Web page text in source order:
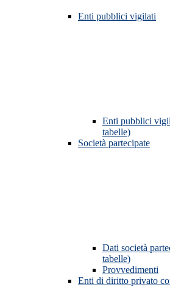
Enti pubblici vigilati
Enti pubblici
tabelle)
Società partecipate
Dati società
tabelle)
Provvedimenti
Enti di diritto privato